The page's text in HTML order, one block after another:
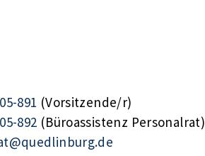
891 (Vorsitzende/r)
892 (Büroassistenz Personalrat)